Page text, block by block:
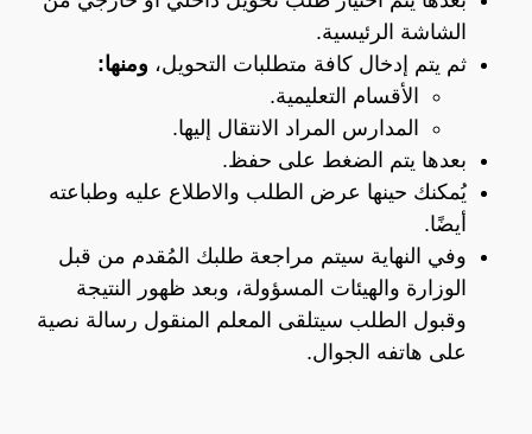
الشاشة الرئيسية.
ثم يتم إدخال كافة متطلبات التحويل، ومنها:
الأقسام التعليمية.
المدارس المراد الانتقال إليها.
بعدها يتم الضغط على حفظ.
يُمكنك حينها عرض الطلب والاطلاع عليه وطباعته
أيضًا.
وفي النهاية سيتم مراجعة طلبك المُقدم من قبل
الوزارة والهيئات المسؤولة، وبعد ظهور النتيجة
وقبول الطلب سيتلقى المعلم المنقول رسالة نصية
على هاتفه الجوال.